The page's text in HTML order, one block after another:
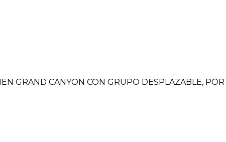
GRAND CANYON CON GRUPO DESPLAZABLE,